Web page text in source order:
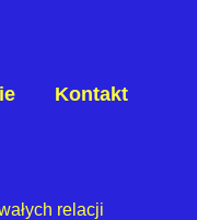
Kontakt
relacji